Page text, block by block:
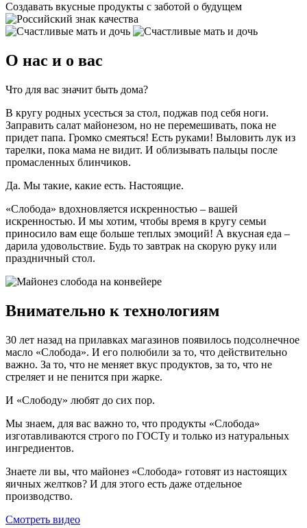
Создавать вкусные продукты с заботой о будущем
О нас и о вас
Что для вас значит быть дома?
В кругу родных усесться за стол, поджав под себя ноги.
Заправить салат майонезом, но не перемешивать, пока не
придет папа. Громко смеяться! Есть руками! Выловить лук из
тарелки, пока мама не видит. И облизывать пальцы после
промасленных блинчиков.
Да. Мы такие, какие есть. Настоящие.
«Слобода» вдохновляется искренностью – вашей
искренностью. И мы хотим, чтобы время в кругу семьи
приносило вам еще больше теплых эмоций! А вкусная еда –
дарила удовольствие. Будь то завтрак на скорую руку или
праздничный стол.
Внимательно к технологиям
30 лет назад на прилавках магазинов появилось подсолнечное
масло «Слобода». И его полюбили за то, что действительно
важно. За то, что не меняет вкус продуктов, за то, что не
стреляет и не пенится при жарке.
И «Слободу» любят до сих пор.
Мы знаем, для вас важно то, что продукты «Слобода»
изготавливаются строго по ГОСТу и только из натуральных
ингредиентов.
Знаете ли вы, что майонез «Слобода» готовят из настоящих
яичных желтков? И для этого есть даже отдельное
производство.
Смотреть видео